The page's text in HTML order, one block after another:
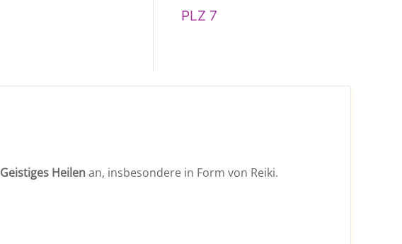
PLZ 7
Geistiges Heilenan, insbesondere in Form von Reiki.